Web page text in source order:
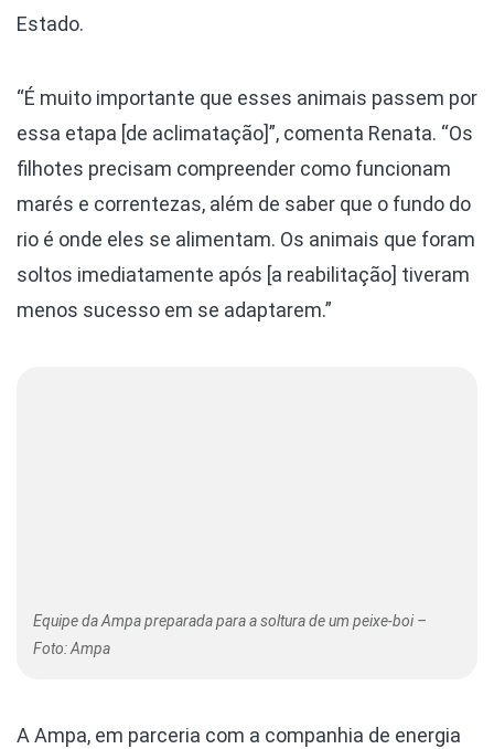
Estado.
“É muito importante que esses animais passem por
essa etapa [de aclimatação]”, comenta Renata. “Os
filhotes precisam compreender como funcionam
marés e correntezas, além de saber que o fundo do
rio é onde eles se alimentam. Os animais que foram
soltos imediatamente após [a reabilitação] tiveram
menos sucesso em se adaptarem.”
Equipe da Ampa preparada para a soltura de um peixe-boi –
Foto: Ampa
A Ampa, em parceria com a companhia de energia